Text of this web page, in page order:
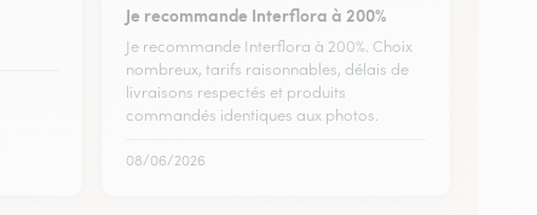
Je recommande Interflora à 200%
Je recommande Interflora à 200%. Choix
nombreux, tarifs raisonnables, délais de
livraisons respectés et produits
commandés identiques aux photos.
08/06/2026